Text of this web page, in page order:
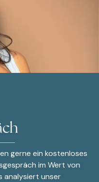
gerne ein kostenloses
im Wert von
analysiert unser